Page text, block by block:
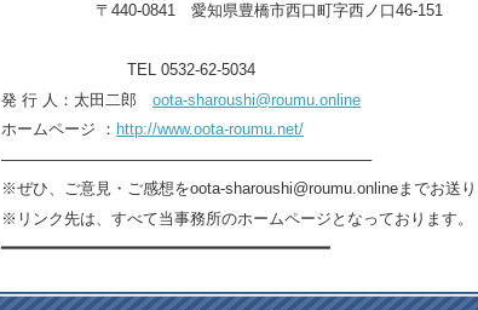
〒 440-0841 愛知県豊橋市西口町字西ノ口46-151
TEL 0532-62-5034
発 行 人：太田二郎 oota-sharoushi@roumu.online
ホームページ ： http://www.oota-roumu.net/
──────────────────────────────────
※ぜひ、ご意見・ご感想をoota-sharoushi@roumu.onlineまでお送り
※リンク先は、すべて当事務所のホームページとなっております。
━━━━━━━━━━━━━━━━━━━━━━━━━━━━━━━━━━